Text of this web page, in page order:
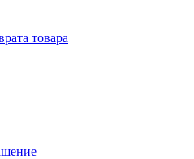
товара